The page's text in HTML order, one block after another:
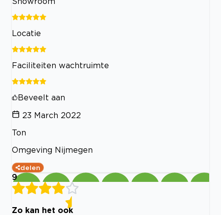
Locatie
Faciliteiten wachtruimte
Beveelt aan
23 March 2022
Ton
Omgeving Nijmegen
delen
9
Zo kan het ook